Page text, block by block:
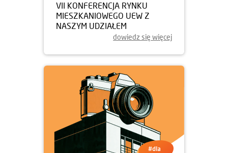
VII KONFERENCJA RYNKU
MIESZKANIOWEGO UEW Z
NASZYM UDZIAŁEM
dowiedz się więcej